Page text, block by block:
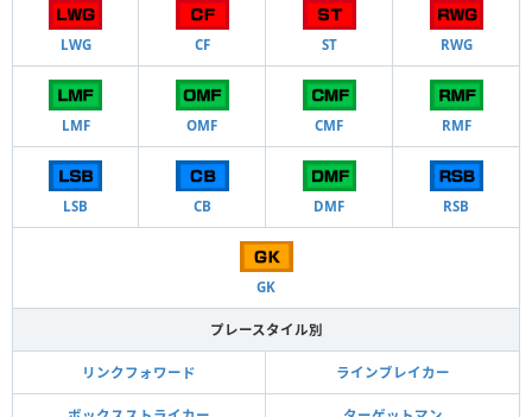
LWG CF ST RWG
LMF OMF CMF RMF
LSB CB DMF RSB
GK
プレースタイル別
リンクフォワード ラインブレイカー